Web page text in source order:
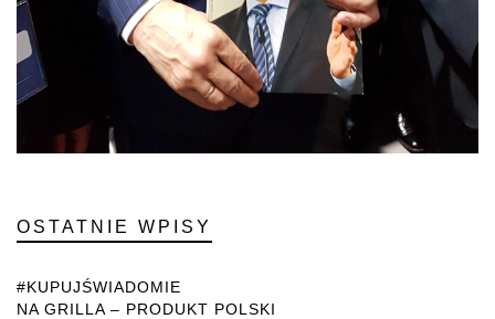
OSTATNIE WPISY
#KUPUJŚWIADOMIE
NA GRILLA – PRODUKT POLSKI